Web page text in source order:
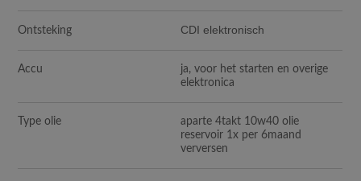
Ontsteking CDI elektronisch
Accu
ja, voor het starten en overige
elektronica
Type olie
aparte 4takt 10w40 olie
reservoir 1x per 6maand
verversen